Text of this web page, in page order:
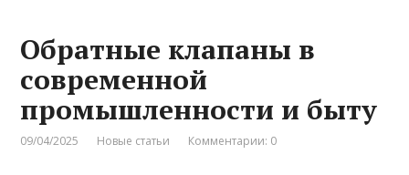
Обратные клапаны в
современной
промышленности и быту
09/04/2025 Новые статьи Комментарии: 0